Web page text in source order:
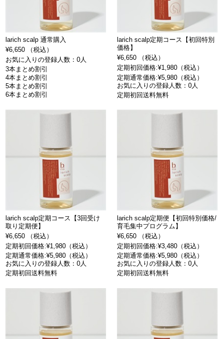
larich scalp 通常購入
¥6,650 （税込）
お気に入りの登録人数：0人
3本まとめ割引
4本まとめ割引
5本まとめ割引
6本まとめ割引
larich scalp定期コース【初回特別
価格】
¥6,650 （税込）
定期初回価格:¥1,980（税込）
定期通常価格:¥5,980（税込）
お気に入りの登録人数：0人
定期初回送料無料
larich scalp定期コース【3回受け
取り定期便】
¥6,650 （税込）
定期初回価格:¥1,980（税込）
定期通常価格:¥5,980（税込）
お気に入りの登録人数：0人
定期初回送料無料
larich scalp定期便【初回特別価格/
育毛集中プログラム】
¥6,650 （税込）
定期初回価格:¥3,480（税込）
定期通常価格:¥5,980（税込）
お気に入りの登録人数：0人
定期初回送料無料